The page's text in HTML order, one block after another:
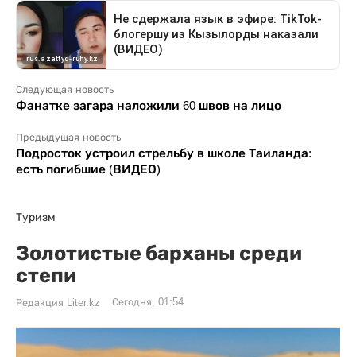
Следующая новость
Фанатке загара наложили 60 швов на лицо
Предыдущая новость
Подросток устроил стрельбу в школе Таиланда:
есть погибшие (ВИДЕО)
Туризм
Золотистые барханы среди
степи
Редакция Liter.kz Сегодня, 01:54